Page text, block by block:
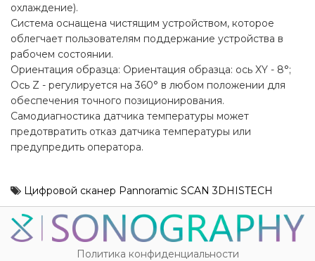
охлаждение).
Система оснащена чистящим устройством, которое
облегчает пользователям поддержание устройства в
рабочем состоянии.
Ориентация образца: Ориентация образца: ось XY - 8°;
Ось Z - регулируется на 360° в любом положении для
обеспечения точного позиционирования.
Самодиагностика датчика температуры может
предотвратить отказ датчика температуры или
предупредить оператора.
Цифровой сканер Pannoramic SCAN 3DHISTECH
Политика конфиденциальности